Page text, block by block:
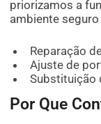
priorizamos a
ambiente seguro
Reparação
Ajuste de
Substituição
Por Que